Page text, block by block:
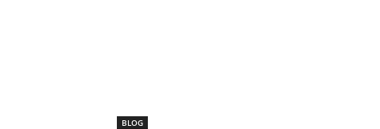
BLOG